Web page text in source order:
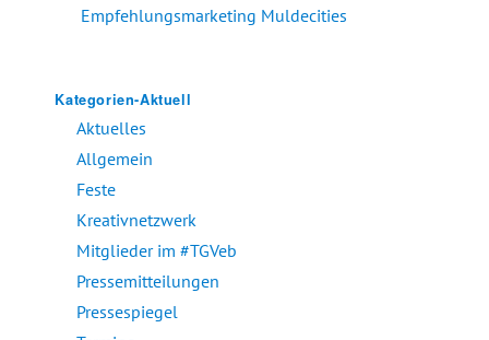
Empfehlungsmarketing Muldecities
Kategorien-Aktuell
Aktuelles
Allgemein
Feste
Kreativnetzwerk
Mitglieder im #TGVeb
Pressemitteilungen
Pressespiegel